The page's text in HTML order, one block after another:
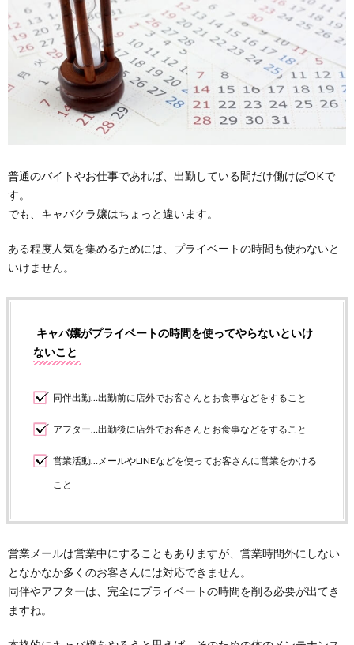
普通のバイトやお仕事であれば、出勤している間だけ働けばOKで
す。
でも、キャバクラ嬢はちょっと違います。
ある程度人気を集めるためには、プライベートの時間も使わないと
いけません。
キャバ嬢がプライベートの時間を使ってやらないといけ
ないこと
同伴出勤…出勤前に店外でお客さんとお食事などをすること
アフター…出勤後に店外でお客さんとお食事などをすること
営業活動…メールやLINEなどを使ってお客さんに営業をかける
こと
営業メールは営業中にすることもありますが、営業時間外にしない
となかなか多くのお客さんには対応できません。
同伴やアフターは、完全にプライベートの時間を削る必要が出てき
ますね。